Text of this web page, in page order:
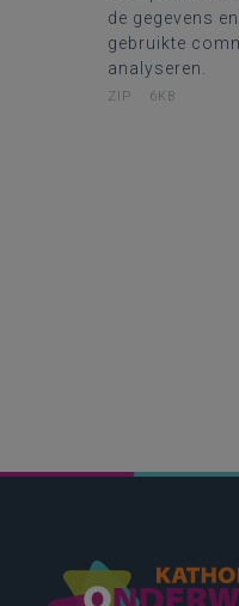
de gegevens
gebruikte
analyseren.
ZIP 6KB